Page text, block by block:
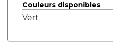
Couleurs disponibles
Vert